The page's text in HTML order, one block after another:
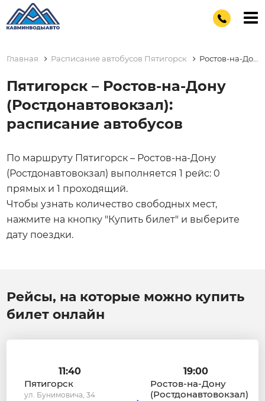
Главная Расписание автобусов Пятигорск
Пятигорск – Ростов-на-Дону
(Ростдонавтовокзал):
расписание автобусов
По маршруту Пятигорск – Ростов-на-Дону
(Ростдонавтовокзал) выполняется 1 рейс: 0
прямых и 1 проходящий.
Чтобы узнать количество свободных мест,
нажмите на кнопку "Купить билет" и выберите
дату поездки.
Рейсы, на которые можно купить
билет онлайн
11:40
Пятигорск
ул. Бунимовича, 34
19:00
Ростов-на-Дону
(Ростдонавтовокзал)